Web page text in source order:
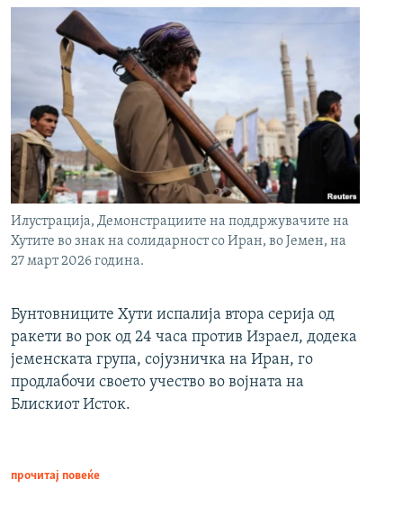
Илустрација, Демонстрациите на поддржувачите на
Хутите во знак на солидарност со Иран, во Јемен, на
27 март 2026 година.
Бунтовниците Хути испалија втора серија од
ракети во рок од 24 часа против Израел, додека
јеменската група, сојузничка на Иран, го
продлабочи своето учество во војната на
Блискиот Исток.
прочитај повеќе